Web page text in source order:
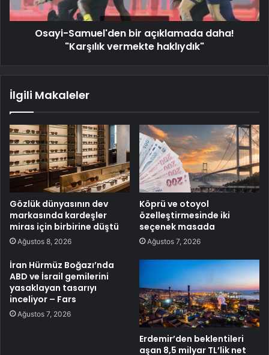
Osayi-Samuel'den bir açıklamada daha!
"Karşılık vermekte haklıydık"
İlgili Makaleler
Gözlük dünyasının dev
markasında kardeşler
miras için birbirine düştü
Ağustos 8, 2026
Köprü ve otoyol
özelleştirmesinde iki
seçenek masada
Ağustos 7, 2026
İran Hürmüz Boğazı’nda
ABD ve İsrail gemilerini
yasaklayan tasarıyı
inceliyor – Fars
Ağustos 7, 2026
Erdemir’den beklentileri
aşan 8,5 milyar TL’lik net